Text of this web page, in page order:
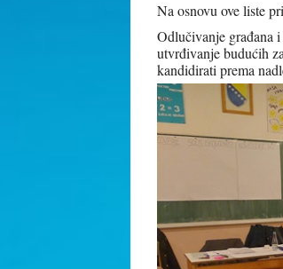
Na osnovu ove liste
Odlučivanje građana
utvrđivanje budućih
kandidirati prema